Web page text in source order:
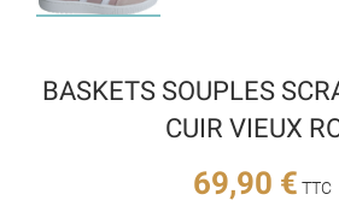
BASKETS SOUPLES
CUIR VIEUX
69,90 € TTC